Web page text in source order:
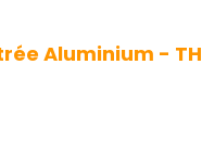
Aluminium -